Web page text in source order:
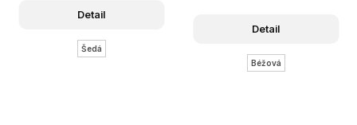
Detail
Šedá
Detail
Béžová